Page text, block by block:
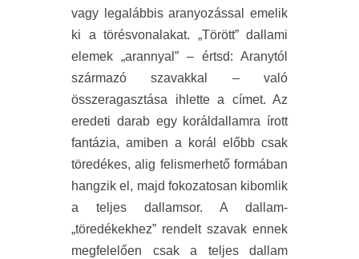
vagy legalábbis aranyozással emelik
ki a törésvonalakat. „Törött” dallami
elemek „arannyal” – értsd: Aranytól
származó szavakkal – való
összeragasztása ihlette a címet. Az
eredeti darab egy koráldallamra írott
fantázia, amiben a korál előbb csak
töredékes, alig felismerhető formában
hangzik el, majd fokozatosan kibomlik
a teljes dallamsor. A dallam-
„töredékekhez” rendelt szavak ennek
megfelelően csak a teljes dallam